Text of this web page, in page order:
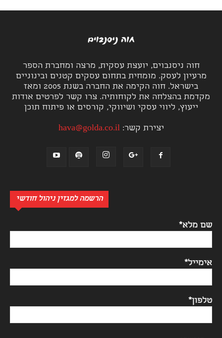
חוה ניסנבוים, יועצת עסקית, מרצה ומחברת הספר
מרעיון לעסק. מומחית בתחום עסקים קטנים ובינוניים
בישראל. חוה הקימה את החברה בשנת 2005 ומאז
מקדמת בהצלחה את לקוחותיה. צרו קשר לפרטים אודות
ייעוץ, ליווי עסקי ושיווקי, קורסים או פיתוח תוכן
יצירת קשר:hava@golda.co.il
הרשמה למגזין ניהול חודשי
שם מלא*
אימייל*
טלפון*